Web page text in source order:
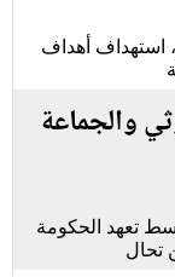
استهداف أهداف
والجماعة
تعهد الحكومة
تحال